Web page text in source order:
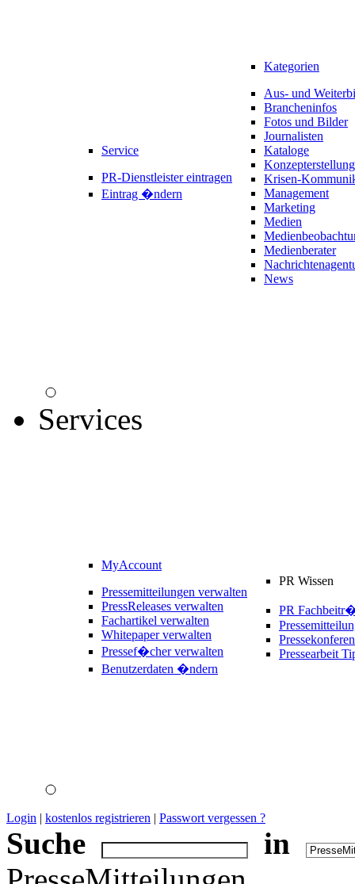
Service
PR-Dienstleister eintragen
Eintrag �ndern
Kategorien
Aus- und
Brancheninfos
Fotos und Bilder
Journalisten
Kataloge
Konzepterstellung
Krisen-
Management
Marketing
Medien
Medienberater
News
Services
MyAccount
Pressemitteilungen verwalten
PressReleases verwalten
Fachartikel verwalten
Whitepaper verwalten
Pressef�cher verwalten
Benutzerdaten �ndern
PR Wissen
PR
Pressearbeit
Login | kostenlos registrieren | Passwort vergessen ?
Suche
in